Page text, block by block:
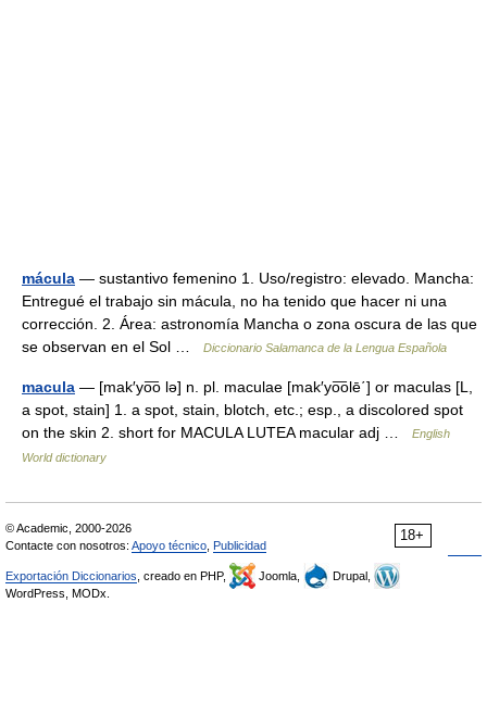
mácula — sustantivo femenino 1. Uso/registro: elevado. Mancha:
Entregué el trabajo sin mácula, no ha tenido que hacer ni una
corrección. 2. Área: astronomía Mancha o zona oscura de las que
se observan en el Sol …
Diccionario Salamanca de la Lengua Española
macula — [mak′yo͞o lə] n. pl. maculae [mak′yo͞olē΄] or maculas [L,
a spot, stain] 1. a spot, stain, blotch, etc.; esp., a discolored spot
on the skin 2. short for MACULA LUTEA macular adj …
English
World dictionary
18+
© Academic, 2000-2026
Contacte con nosotros: Apoyo técnico Publicidad
Exportación Diccionarios , creado en PHP, Joomla,
Drupal,
WordPress, MODx.